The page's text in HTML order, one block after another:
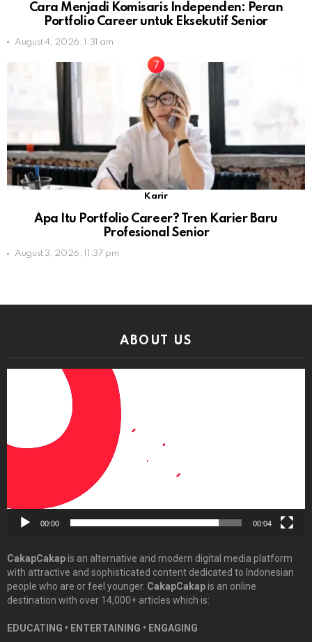
Cara Menjadi Komisaris Independen: Peran
Portfolio Career untuk Eksekutif Senior
August 4, 2026, 1:31 am
Karir
Apa Itu Portfolio Career? Tren Karier Baru
Profesional Senior
August 3, 2026, 11:37 pm
ABOUT US
00:00 00:04
CakapCakapis an alternative and modern digital media platform
with attractive and sophisticated content dedicated to Indonesian
people who are or feel younger. CakapCakapis an online
destination with over 14,000+ articles which is:
EDUCATING • ENTERTAINING • ENGAGING